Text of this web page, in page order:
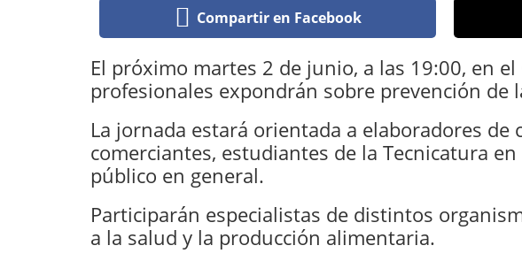
Compartir en Facebook
El próximo martes 2 de junio, a las 19:00, en
profesionales expondrán sobre prevención
La jornada estará orientada a elaboradores de
comerciantes, estudiantes de la Tecnicatura
público en general.
Participarán especialistas de distintos
a la salud y la producción alimentaria.